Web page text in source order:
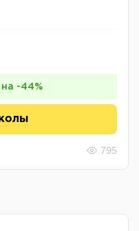
-44%
795